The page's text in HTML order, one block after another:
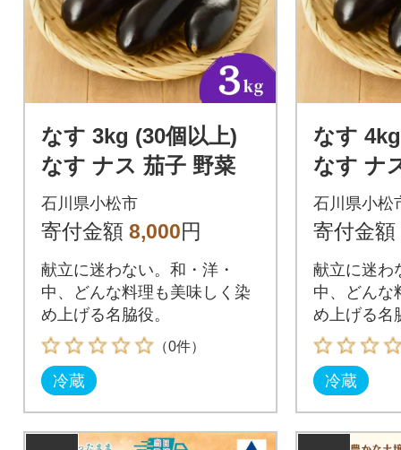
なす 3kg (30個以上)
なす ナス 茄子 野菜
石川県小松市
寄付金額 8,000円
献立に迷わない。和・洋・
中、どんな料理も美味しく染
め上げる名脇役。
（0件）
冷蔵
なす
なす ナ
石川県小松
寄付金額
献立に迷わ
中、どんな
め上げる名
冷蔵